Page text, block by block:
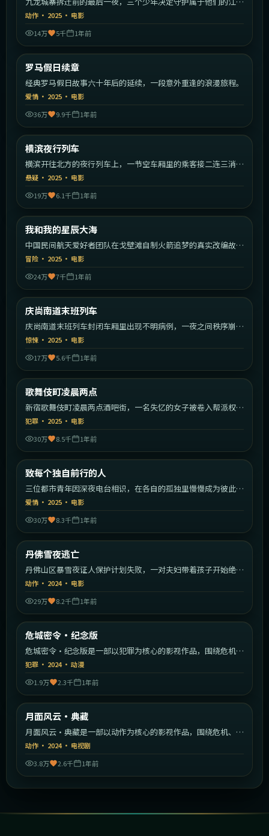
湖。
动作 · 2025 · 电影
14万
5千 1年前
最新
罗马假日续章
经典罗马假日故事六十年后的延续，一段意外重逢的浪漫旅程。
爱情 · 2025 · 电影
36万
9.9千 1年前
最新
横滨夜行列车
横滨开往北方的夜行列车上，一节空车厢里的乘客接二连三消
失。
悬疑 · 2025 · 电影
19万
6.1千 1年前
最新
我和我的星辰大海
中国民间航天爱好者团队在戈壁滩自制火箭追梦的真实改编故
事。
冒险 · 2025 · 电影
24万
7千 1年前
最新
庆尚南道末班列车
庆尚南道末班列车封闭车厢里出现不明病例，一夜之间秩序崩
塌。
惊悚 · 2025 · 电影
17万
5.6千 1年前
最新
歌舞伎町凌晨两点
新宿歌舞伎町凌晨两点酒吧街，一名失忆的女子被卷入帮派权力
斗争。
犯罪 · 2025 · 电影
30万
8.5千 1年前
最新
致每个独自前行的人
三位都市青年因深夜电台相识，在各自的孤独里慢慢成为彼此的
灯塔。
爱情 · 2025 · 电影
30万
8.3千 1年前
最新
丹佛雪夜逃亡
丹佛山区暴雪夜证人保护计划失败，一对夫妇带着孩子开始绝命
逃亡。
动作 · 2024· 电影
29万
8.2千 1年前
最新
危城密令·纪念版
危城密令·纪念版是一部以犯罪为核心的影视作品，围绕危机、
反转与人物成长展开，整体节奏紧凑，值得推荐观看。
犯罪 · 2024· 动漫
1.9万
2.3千 1年前
最新
月面风云·典藏
月面风云·典藏是一部以动作为核心的影视作品，围绕危机、反
转与人物成长展开，整体节奏紧凑，值得推荐观看。
动作 · 2024· 电视剧
3.8万
2.6千 1年前